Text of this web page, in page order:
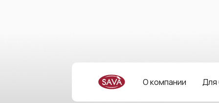
О компании Для